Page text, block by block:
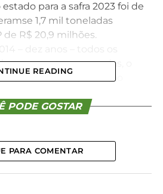
para a safra 2023 foi de
1,7 mil toneladas
R$ 20,9 milhões.
apresentaram quedas, o
menor, a produção
Jacarezinho com superfície
VBP e dos volumes colhidos,
Procópio cujos 24,0 ha
e 15,9% do VBP e
READING
PODE GOSTAR
PARA COMENTAR